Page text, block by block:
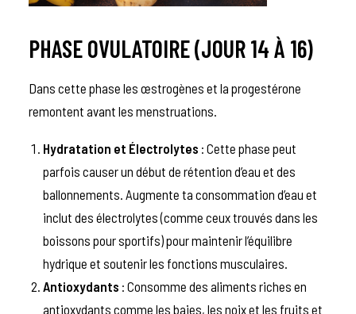
PHASE OVULATOIRE (JOUR 14 À 16)
Dans cette phase les œstrogènes et la progestérone
remontent avant les menstruations.
Hydratation et Électrolytes : Cette phase peut
parfois causer un début de rétention d’eau et des
ballonnements. Augmente ta consommation d’eau et
inclut des électrolytes (comme ceux trouvés dans les
boissons pour sportifs) pour maintenir l’équilibre
hydrique et soutenir les fonctions musculaires.
Antioxydants : Consomme des aliments riches en
antioxydants comme les baies, les noix et les fruits et